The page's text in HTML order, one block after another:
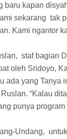
baru kapan
sekarang tak
Kami ngantor
staf bagian
oleh Sridoyo,
ada yang Tanya
Ruslan. “Kalau
punya program
Undang,